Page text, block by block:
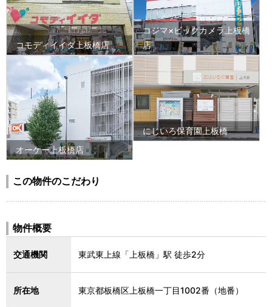
コモディイイダ上板橋店
コジマ×ビックカメラ上板橋
店
オーケー上板橋店
にじいろ保育園上板橋
この物件のこだわり
物件概要
交通機関 東武東上線「上板橋」駅 徒歩2分
所在地 東京都板橋区上板橋一丁目1002番（地番）